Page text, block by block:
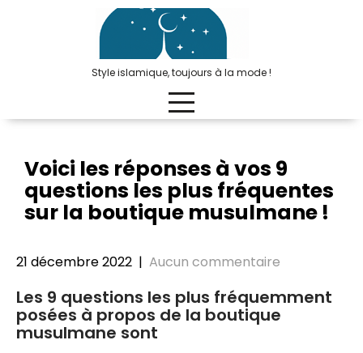
Style islamique, toujours à la mode !
Voici les réponses à vos 9
questions les plus fréquentes
sur la boutique musulmane !
21 décembre 2022 | Aucun commentaire
Les 9 questions les plus fréquemment
posées à propos de la boutique
musulmane sont